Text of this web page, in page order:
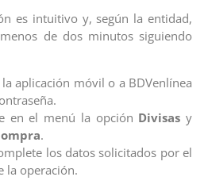
es intuitivo y, según la entidad,
de dos minutos siguiendo
la aplicación móvil o a BDVenlínea
en el menú la opción Divisas y
.
los datos solicitados por el
la operación.